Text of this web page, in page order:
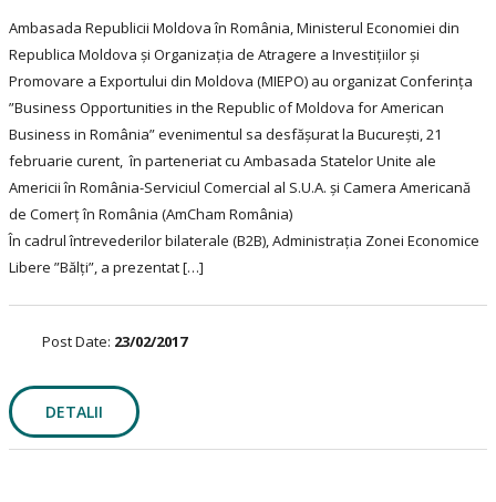
Ambasada Republicii Moldova în România, Ministerul Economiei din
Republica Moldova și Organizația de Atragere a Investițiilor și
Promovare a Exportului din Moldova (MIEPO) au organizat Conferința
”Business Opportunities in the Republic of Moldova for American
Business in România” evenimentul sa desfășurat la București, 21
februarie curent, în parteneriat cu Ambasada Statelor Unite ale
Americii în România-Serviciul Comercial al S.U.A. și Camera Americană
de Comerț în România (AmCham România)
În cadrul întrevederilor bilaterale (B2B), Administrația Zonei Economice
Libere ”Bălți”, a prezentat […]
Post Date: 23/02/2017
DETALII